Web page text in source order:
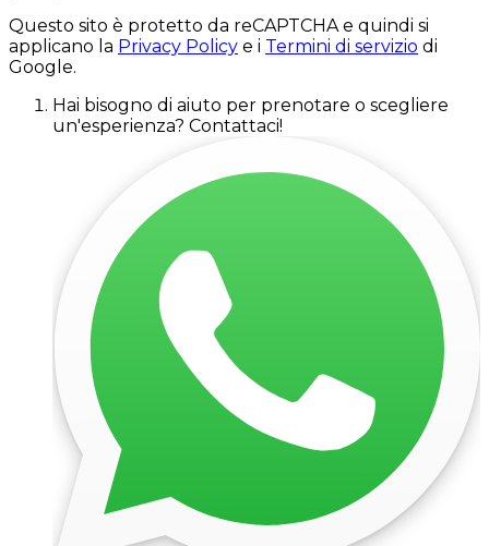
Questo sito è protetto da reCAPTCHA e quindi si
applicano la Privacy Policy e i Termini di servizio di
Google.
Hai bisogno di aiuto per prenotare o scegliere
un'esperienza? Contattaci!